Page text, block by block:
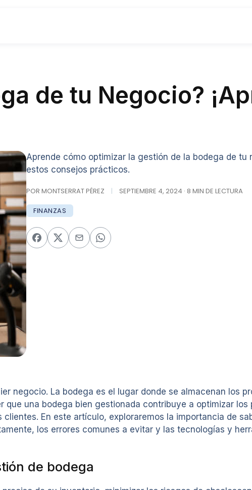
de tu Negocio?
Aprende cómo optimizar la gestión de la bodega de tu
estos consejos prácticos.
POR MONTSERRAT PÉREZ | SEPTIEMBRE 4, 2024 · 8 MIN DE LECTURA
FINANZAS
negocio. La bodega es el lugar donde se almacenan los
una bodega bien gestionada contribuye a optimizar los
En este artículo, exploraremos la importancia de
los errores comunes a evitar y las tecnologías y
de bodega